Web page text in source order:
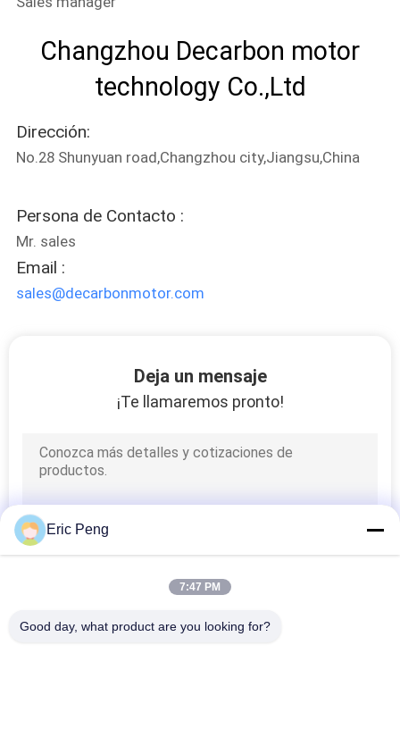
Changzhou Decarbon motor
technology Co.,Ltd
Dirección:
No.28 Shunyuan road,Changzhou city,Jiangsu,China
Persona de Contacto :
Mr. sales
Email :
sales@decarbonmotor.com
Deja un mensaje
¡Te llamaremos pronto!
Eric Peng
7:47 PM
Good day, what product are you looking for?